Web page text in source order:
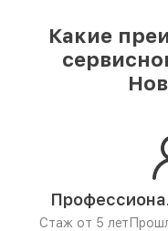
Какие
Стаж от 5 лет